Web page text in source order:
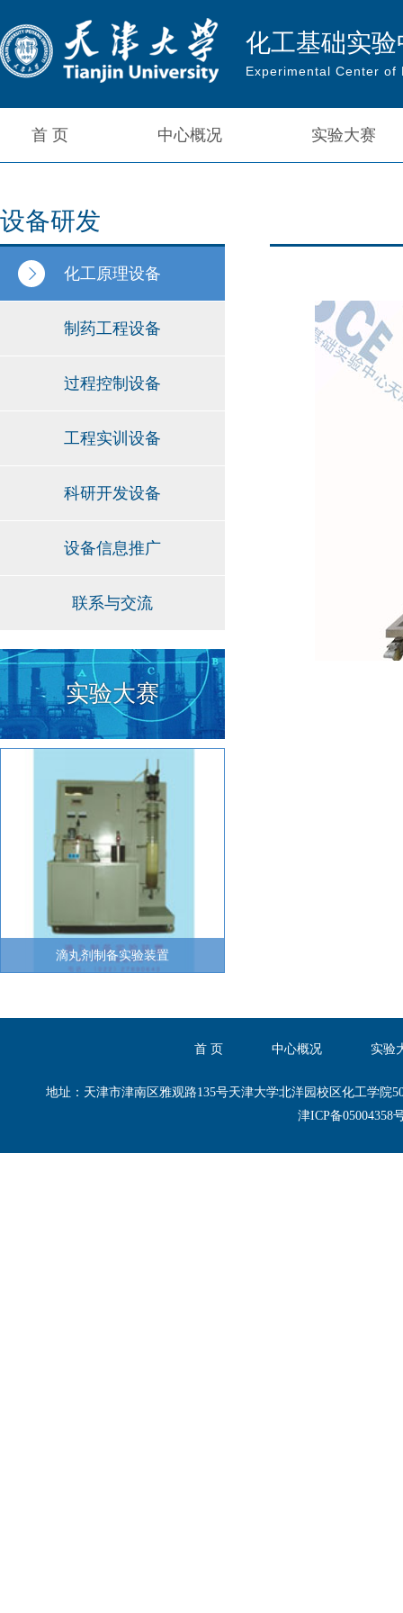
化工基础实验
Experimental Center of
首 页 中心概况 实验大赛
设备研发
化工原理设备
制药工程设备
过程控制设备
工程实训设备
科研开发设备
设备信息推广
联系与交流
实验大赛
滴丸剂制备实验装置
首 页 中心概况 实验
地址：天津市津南区雅观路135号天津大学北洋园校区化工学院
津ICP备05004358